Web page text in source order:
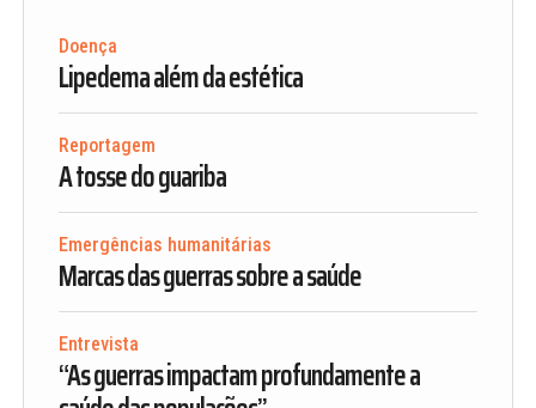
Doença
Lipedema além da estética
Reportagem
A tosse do guariba
Emergências humanitárias
Marcas das guerras sobre a saúde
Entrevista
“As guerras impactam profundamente a